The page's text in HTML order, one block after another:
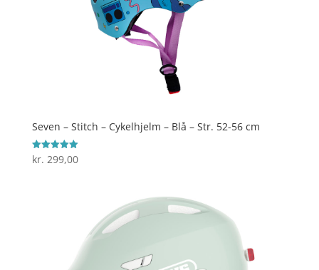
Seven – Stitch – Cykelhjelm – Blå – Str. 52-56 cm
Vurderet
5
kr. 299,00